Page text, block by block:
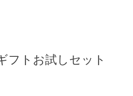
フトお試しセット